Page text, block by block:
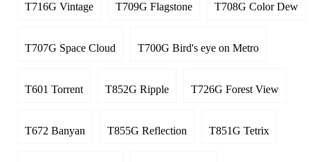
T716G Vintage T709G Flagstone T708G Color Dew
T707G Space Cloud T700G Bird's eye on Metro
T601 Torrent T852G Ripple T726G Forest View
T672 Banyan T855G Reflection T851G Tetrix